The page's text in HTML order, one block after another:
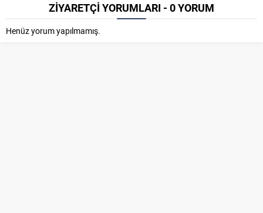
ZİYARETÇİ YORUMLARI - 0 YORUM
Henüz yorum yapılmamış.